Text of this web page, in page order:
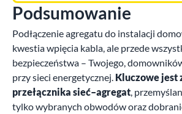
Podsumowanie
Podłączenie agregatu do instalacji
kwestia wpięcia kabla, ale przede
bezpieczeństwa – Twojego,
przy sieci energetycznej. Kluczowe jest
przełącznika sieć–agregat,
tylko wybranych obwodów oraz